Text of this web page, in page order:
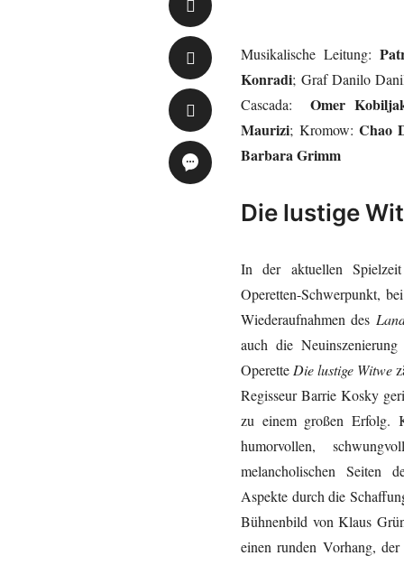
Musikalische Leitung:
Konradi; Graf Danilo
Cascada:Omer
Maurizi; Kromow: Chao
Barbara Grimm
Die lustige
In der aktuellen
Operetten-Schwerpunkt,
Wiederaufnahmen des
auch die
Operette Die lustige Witwe
Regisseur Barrie Kosky
zu einem großen Erfolg.
humorvollen,
melancholischen Seiten
Aspekte durch die
Bühnenbild von Klaus
einen runden Vorhang, der